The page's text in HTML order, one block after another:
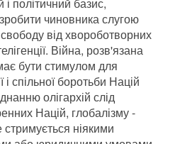
чиновника слугою
від хвороботворних
Війна, розв'язана
бути стимулом для
і спільної боротьби Націй
олігархій слід
Націй, глобалізму -
стримується ніякими